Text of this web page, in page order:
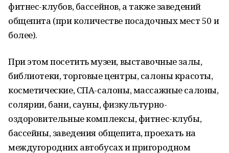
фитнес-клубов, бассейнов, а также заведений
общепита (при количестве посадочных мест 50 и
более).
При этом посетить музеи, выставочные залы,
библиотеки, торговые центры, салоны красоты,
косметические, СПА-салоны, массажные салоны,
солярии, бани, сауны, физкультурно-
оздоровительные комплексы, фитнес-клубы,
бассейны, заведения общепита, проехать на
междугородних автобусах и пригородном